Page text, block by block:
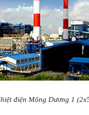
điện Mông Dương 1